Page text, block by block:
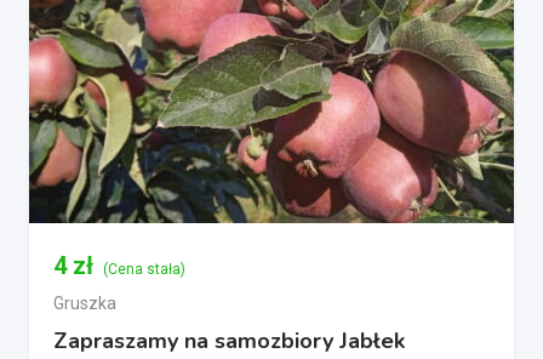
4 zł (Cena stała)
Gruszka
Zapraszamy na samozbiory Jabłek